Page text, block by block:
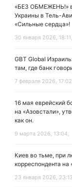
«БЕЗ ОБМЕЖЕНЬ!»
Украины в Тель-
«Сильные сердца»!
30 января 2026, 18:11,
GBT Global
там, где банк
7 февраля 2026, 17:02,
16 мая еврейский
на «Азовстали»,
как он.
9 марта 2026, 13:04,
Киев во тьме, при
корреспондента на
23 января 2026, 23:13,